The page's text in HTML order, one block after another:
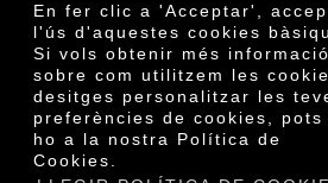
En fer clic a 'Acceptar',
l'ús d'aquestes cookies
Si vols obtenir més informació
sobre com utilitzem les
desitges personalitzar les
preferències de cookies, pots
ho a la nostra Política de
Cookies.
Cooperativa Agrícola de Cambrils
Avís legal · Condicions
Política de privacitat